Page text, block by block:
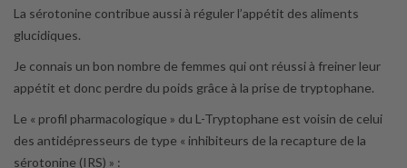
La sérotonine contribue aussi à réguler l’appétit des aliments
glucidiques.
Je connais un bon nombre de femmes qui ont réussi à freiner leur
appétit et donc perdre du poids grâce à la prise de tryptophane.
Le « profil pharmacologique » du L-Tryptophane est voisin de celui
des antidépresseurs de type « inhibiteurs de la recapture de la
sérotonine (IRS) » :